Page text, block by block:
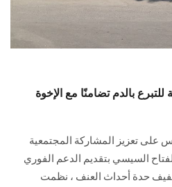
بالدم تضامنًا مع الإخوة
تعزيز المشاركة المجتمعية
السيسي بتقديم الدعم الفوري
حدة أحداث العنف ، نظمت